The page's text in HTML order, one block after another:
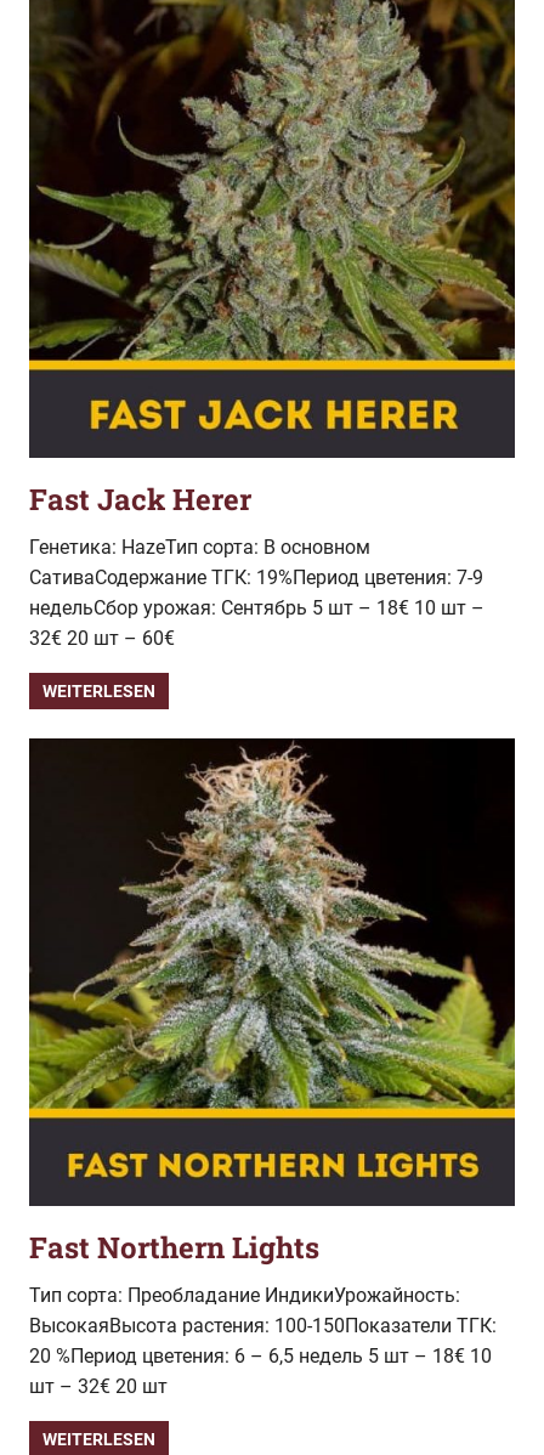
Fast Jack Herer
Генетика: HazeТип сорта: В основном
СативаСодержание ТГК: 19%Период цветения: 7-9
недельСбор урожая: Сентябрь 5 шт – 18€ 10 шт –
32€ 20 шт – 60€
WEITERLESEN
Fast Northern Lights
Тип сорта: Преобладание ИндикиУрожайность:
ВысокаяВысота растения: 100-150Показатели ТГК:
20 %Период цветения: 6 – 6,5 недель 5 шт – 18€ 10
шт – 32€ 20 шт
WEITERLESEN